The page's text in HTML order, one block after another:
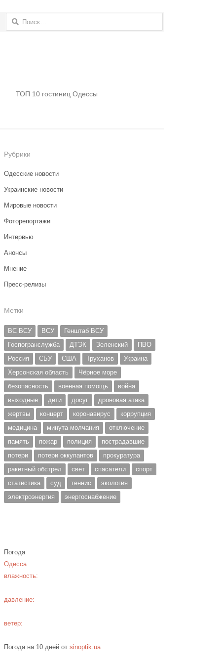
Найти:
ТОП 10 гостиниц Одессы
Рубрики
Одесские новости
Украинские новости
Мировые новости
Фоторепортажи
Интервью
Анонсы
Мнение
Пресс-релизы
Метки
ВС ВСУ ВСУ
Генштаб ВСУ
Госпогранслужба
ДТЭК Зеленский
ПВО
Россия
СБУ США Труханов
Украина
Херсонская область
Чёрное море
безопасность
военная помощь
война
выходные
дети досуг
дроновая атака
жертвы
концерт коронавирус
коррупция
медицина
минута молчания
отключение
память
пожар полиция
пострадавшие
потери
потери оккупантов
прокуратура
ракетный обстрел
свет спасатели
спорт
статистика
суд теннис
экология
электроэнергия
энергоснабжение
Погода
Одесса
влажность:
давление:
ветер:
Погода на 10 дней отsinoptik.ua